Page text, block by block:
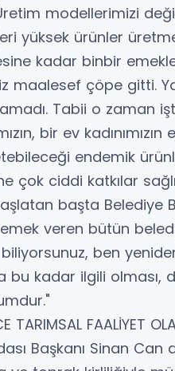
modellerimizi
yüksek ürünler
kadar binbir
maalesef çöpe gitti.
Tabii o zaman
bir ev
endemik
çok ciddi katkılar
başta Belediye
veren bütün
ben
bu kadar ilgili olması,
TARIMSAL FAALİYET
Başkanı Sinan Can